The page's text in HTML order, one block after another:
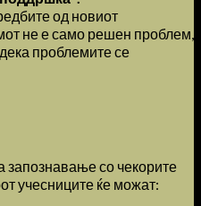
од новиот
не е само решен проблем,
проблемите се
запознавање со чекорите
учесниците ќе можат: